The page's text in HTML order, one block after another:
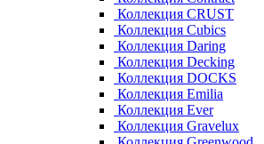
Коллекция CRUST
Коллекция Cubics
Коллекция Daring
Коллекция Decking
Коллекция DOCKS
Коллекция Emilia
Коллекция Ever
Коллекция Gravelux